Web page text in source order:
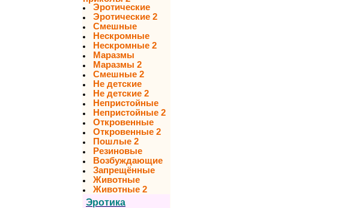
Эротические
Эротические 2
Смешные
Нескромные
Нескромные 2
Маразмы
Маразмы 2
Смешные 2
Не детские
Не детские 2
Непристойные
Непристойные 2
Откровенные
Откровенные 2
Пошлые 2
Резиновые
Возбуждающие
Запрещённые
Животные
Животные 2
Эротика